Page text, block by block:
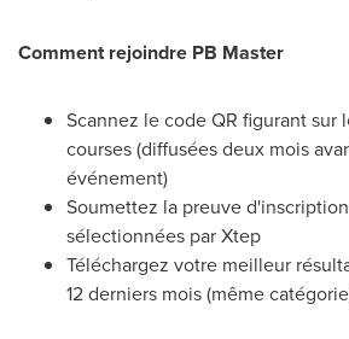
Comment rejoindre PB Master
Scannez le code QR figurant sur
courses (diffusées deux mois
événement)
Soumettez la preuve
sélectionnées par Xtep
Téléchargez votre meilleur
12 derniers mois (même